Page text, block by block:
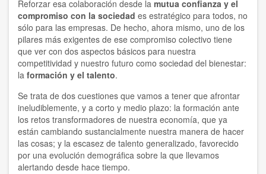
Reforzar esa colaboración desde la mutua confianza y el
compromiso con la sociedad es estratégico para todos, no
sólo para las empresas. De hecho, ahora mismo, uno de los
pilares más exigentes de ese compromiso colectivo tiene
que ver con dos aspectos básicos para nuestra
competitividad y nuestro futuro como sociedad del bienestar:
la formación y el talento.
Se trata de dos cuestiones que vamos a tener que afrontar
ineludiblemente, y a corto y medio plazo: la formación ante
los retos transformadores de nuestra economía, que ya
están cambiando sustancialmente nuestra manera de hacer
las cosas; y la escasez de talento generalizado, favorecido
por una evolución demográfica sobre la que llevamos
alertando desde hace tiempo.